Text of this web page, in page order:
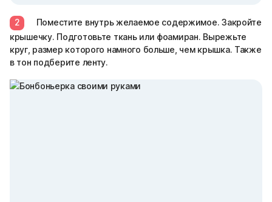
2
Поместите внутрь желаемое содержимое. Закройте
крышечку. Подготовьте ткань или фоамиран. Вырежьте
круг, размер которого намного больше, чем крышка. Также
в тон подберите ленту.